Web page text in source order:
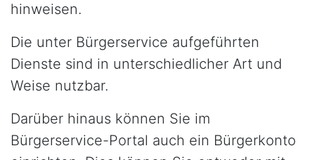
hinweisen.
Die unter Bürgerservice aufgeführten
Dienste sind in unterschiedlicher Art und
Weise nutzbar.
Darüber hinaus können Sie im
Bürgerservice-Portal auch ein Bürgerkonto